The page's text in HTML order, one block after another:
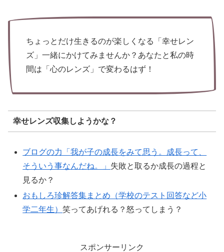
ちょっとだけ生きるのが楽しくなる「幸せレン
ズ」一緒にかけてみませんか？あなたと私の時
間は「心のレンズ」で変わるはず！
幸せレンズ収集しようかな？
ブログの力「我が子の成長をみて思う。成長って、
そういう事なんだね。」 失敗と取るか成長の過程と
見るか？
おもしろ珍解答集まとめ（学校のテスト回答など小
学二年生）笑ってあげれる？怒ってしまう？
スポンサーリンク